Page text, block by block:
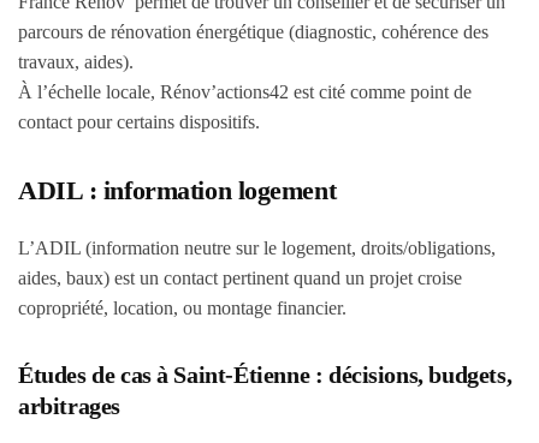
parcours de rénovation énergétique (diagnostic, cohérence des
travaux, aides).
À l’échelle locale, Rénov’actions42 est cité comme point de
contact pour certains dispositifs.
ADIL : information logement
L’ADIL (information neutre sur le logement, droits/obligations,
aides, baux) est un contact pertinent quand un projet croise
copropriété, location, ou montage financier.
Études de cas à Saint-Étienne : décisions, budgets,
arbitrages